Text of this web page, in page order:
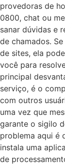
provedoras de
0800, chat ou
sanar dúvidas e
de chamados.
de sites, ela
você para
principal
serviço, é o
com outros
uma vez que
garante o sigilo
problema aqui é
instala uma
de